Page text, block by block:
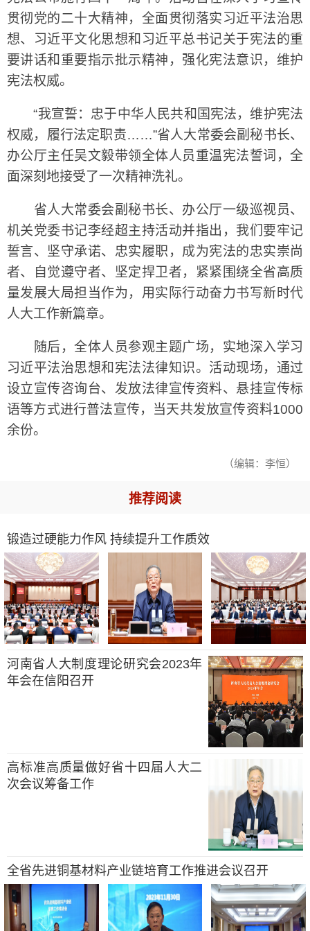
贯彻党的二十大精神，全面贯彻落实习近平法治思
想、习近平文化思想和习近平总书记关于宪法的重
要讲话和重要指示批示精神，强化宪法意识，维护
宪法权威。
“我宣誓：忠于中华人民共和国宪法，维护宪法
权威，履行法定职责……”省人大常委会副秘书长、
办公厅主任吴文毅带领全体人员重温宪法誓词，全
面深刻地接受了一次精神洗礼。
省人大常委会副秘书长、办公厅一级巡视员、
机关党委书记李经超主持活动并指出，我们要牢记
誓言、坚守承诺、忠实履职，成为宪法的忠实崇尚
者、自觉遵守者、坚定捍卫者，紧紧围绕全省高质
量发展大局担当作为，用实际行动奋力书写新时代
人大工作新篇章。
随后，全体人员参观主题广场，实地深入学习
习近平法治思想和宪法法律知识。活动现场，通过
设立宣传咨询台、发放法律宣传资料、悬挂宣传标
语等方式进行普法宣传，当天共发放宣传资料1000
余份。
（编辑：李恒）
推荐阅读
锻造过硬能力作风 持续提升工作质效
河南省人大制度理论研究会2023年
年会在信阳召开
高标准高质量做好省十四届人大二
次会议筹备工作
全省先进铜基材料产业链培育工作推进会议召开